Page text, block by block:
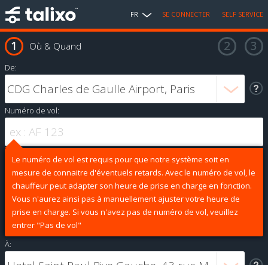
FR SE CONNECTER SELF SERVICE
Où & Quand
De:
Numéro de vol:
Le numéro de vol est requis pour que notre système soit en
mesure de connaitre d'éventuels retards. Avec le numéro de vol, le
chauffeur peut adapter son heure de prise en charge en fonction.
Vous n'aurez ainsi pas à manuellement ajuster votre heure de
prise en charge. Si vous n'avez pas de numéro de vol, veuillez
entrer "Pas de vol"
À: